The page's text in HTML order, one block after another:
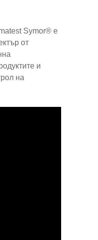
Symor® е
от
и
на